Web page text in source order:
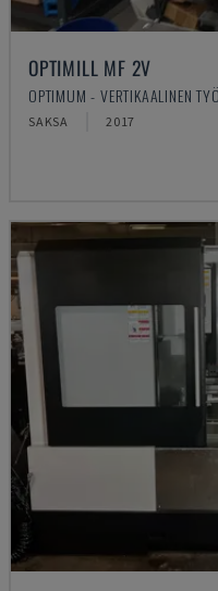
OPTIMILL MF 2V
OPTIMUM - VERTIKAALINEN
SAKSA 2017